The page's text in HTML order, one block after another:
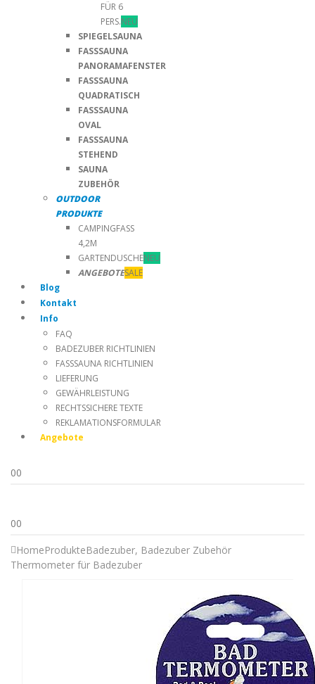
FÜR 6
PERS.NEU
SPIEGELSAUNA
FASSSAUNA
PANORAMAFENSTER
FASSSAUNA
QUADRATISCH
FASSSAUNA
OVAL
FASSSAUNA
STEHEND
SAUNA
ZUBEHÖR
OUTDOOR
PRODUKTE
CAMPINGFASS
4,2M
GARTENDUSCHENEU
ANGEBOTESALE
Blog
Kontakt
Info
FAQ
BADEZUBER RICHTLINIEN
FASSSAUNA RICHTLINIEN
LIEFERUNG
GEWÄHRLEISTUNG
RECHTSSICHERE TEXTE
REKLAMATIONSFORMULAR
Angebote
00
00
HomeProdukteBadezuber, Badezuber Zubehör
Thermometer für Badezuber